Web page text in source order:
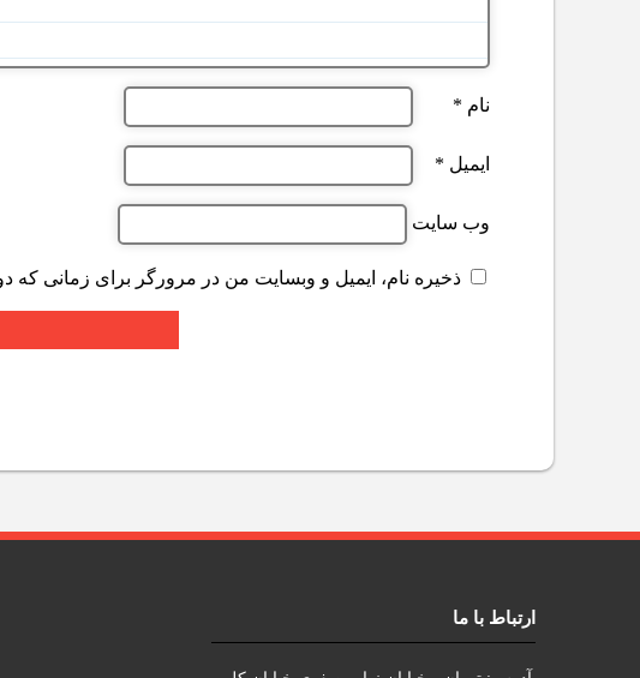
نام *
ایمیل *
وب‌ سایت
ذخیره نام، ایمیل و وبسایت من در مرورگر برای زمانی که
ارتباط با ما